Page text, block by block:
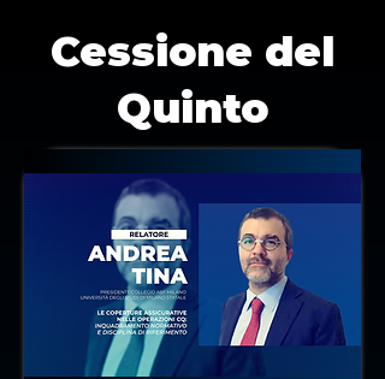
Cessione del
Quinto